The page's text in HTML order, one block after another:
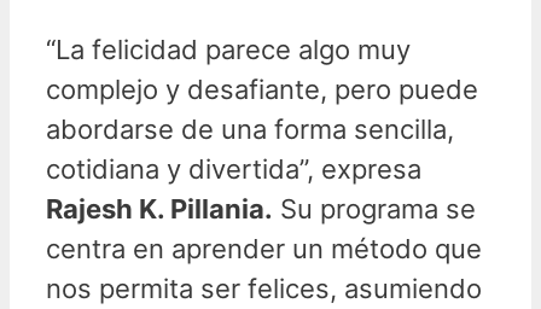
“La felicidad parece algo muy
complejo y desafiante, pero puede
abordarse de una forma sencilla,
cotidiana y divertida”, expresa
Rajesh K. Pillania. Su programa se
centra en aprender un método que
nos permita ser felices, asumiendo